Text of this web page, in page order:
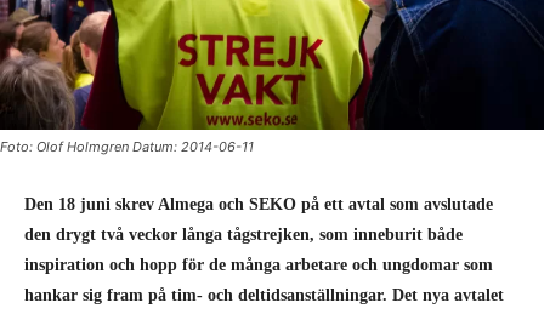
Foto: Olof Holmgren Datum: 2014-06-11
Den 18 juni skrev Almega och SEKO på ett avtal som avslutade
den drygt två veckor långa tågstrejken, som inneburit både
inspiration och hopp för de många arbetare och ungdomar som
hankar sig fram på tim- och deltidsanställningar. Det nya avtalet